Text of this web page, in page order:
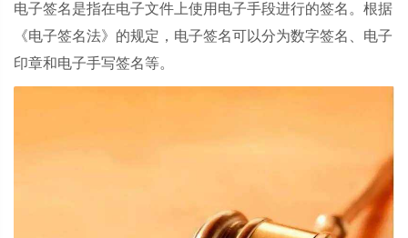
电子签名是指在电子文件上使用电子手段进行的签名。根据
《电子签名法》的规定，电子签名可以分为数字签名、电子
印章和电子手写签名等。